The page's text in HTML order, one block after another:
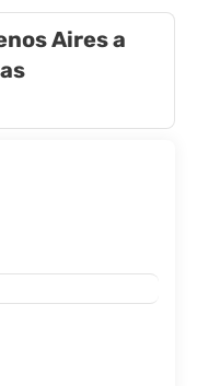
Aires a